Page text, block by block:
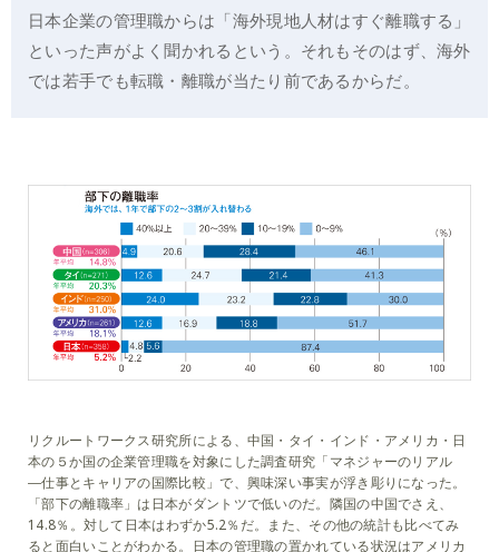
日本企業の管理職からは「海外現地人材はすぐ離職する」
といった声がよく聞かれるという。それもそのはず、海外
では若手でも転職・離職が当たり前であるからだ。
リクルートワークス研究所による、中国・タイ・インド・アメリカ・日
本の５か国の企業管理職を対象にした調査研究「マネジャーのリアル
―仕事とキャリアの国際比較」で、興味深い事実が浮き彫りになった。
「部下の離職率」は日本がダントツで低いのだ。隣国の中国でさえ、
14.8％。対して日本はわずか5.2％だ。また、その他の統計も比べてみ
ると面白いことがわかる。日本の管理職の置かれている状況はアメリカ